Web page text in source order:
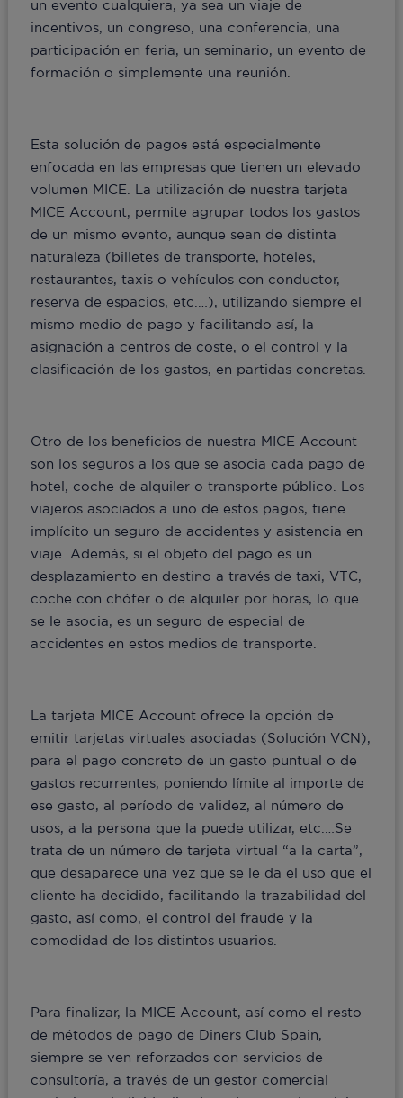
un evento cualquiera, ya sea un viaje de
incentivos, un congreso, una conferencia, una
participación en feria, un seminario, un evento de
formación o simplemente una reunión.
Esta solución de pagosestá especialmente
enfocada en las empresas que tienen un elevado
volumen MICE. La utilización de nuestra tarjeta
MICE Account, permite agrupar todos los gastos
de un mismo evento, aunque sean de distinta
naturaleza (billetes de transporte, hoteles,
restaurantes, taxis o vehículos con conductor,
reserva de espacios, etc.…), utilizando siempre el
mismo medio de pago y facilitando así, la
asignación a centros de coste, o el control y la
clasificación de los gastos, en partidas concretas.
Otro de los beneficios de nuestra MICE Account
son los seguros a los que se asocia cada pago de
hotel, coche de alquiler o transporte público. Los
viajeros asociados a uno de estos pagos, tiene
implícito un seguro de accidentes y asistencia en
viaje. Además, si el objeto del pago es un
desplazamiento en destino a través de taxi, VTC,
coche con chófer o de alquiler por horas, lo que
se le asocia, es un seguro de especial de
accidentes en estos medios de transporte.
La tarjeta MICE Account ofrece la opción de
emitir tarjetas virtuales asociadas (Solución VCN),
para el pago concreto de un gasto puntual o de
gastos recurrentes, poniendo límite al importe de
ese gasto, al período de validez, al número de
usos, a la persona que la puede utilizar, etc.…Se
trata de un número de tarjeta virtual “a la carta”,
que desaparece una vez que se le da el uso que el
cliente ha decidido, facilitando la trazabilidad del
gasto, así como, el control del fraude y la
comodidad de los distintos usuarios.
Para finalizar, la MICE Account, así como el resto
de métodos de pago de Diners Club Spain,
siempre se ven reforzados con servicios de
consultoría, a través de un gestor comercial